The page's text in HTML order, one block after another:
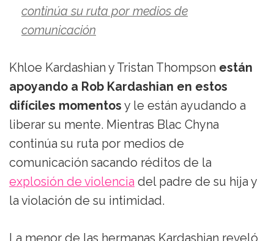
continúa su ruta por medios de
comunicación
Khloe Kardashian y Tristan Thompson están
apoyando a Rob Kardashian en estos
difíciles momentos y le están ayudando a
liberar su mente. Mientras Blac Chyna
continúa su ruta por medios de
comunicación sacando réditos de la
explosión de violencia del padre de su hija y
la violación de su intimidad.
La menor de las hermanas Kardashian reveló